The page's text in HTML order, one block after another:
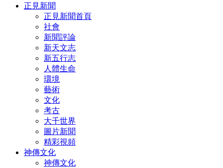
正見新聞
正見新聞首頁
社會
新聞評論
新天文志
新五行志
人體生命
環境
藝術
文化
考古
大千世界
圖片新聞
精彩視頻
神傳文化
神傳文化